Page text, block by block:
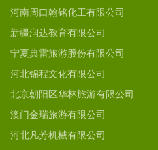
河南周口翰铭化工有限公司
新疆润达教育有限公司
宁夏典雷旅游股份有限公司
河北锦程文化有限公司
北京朝阳区华林旅游有限公司
澳门金瑞旅游有限公司
河北凡芳机械有限公司